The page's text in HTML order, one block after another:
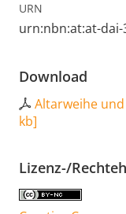
URN
urn:nbn:at:at-dai-
Download
Altarweihe
kb]
Lizenz-/